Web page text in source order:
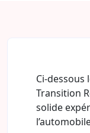
Ci-dessous
Transition
solide